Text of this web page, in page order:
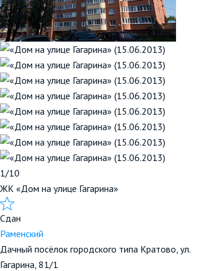
1/10
ЖК «Дом на улице Гагарина»
Сдан
Раменский
Дачный посёлок городского типа Кратово, ул.
Гагарина, 81/1